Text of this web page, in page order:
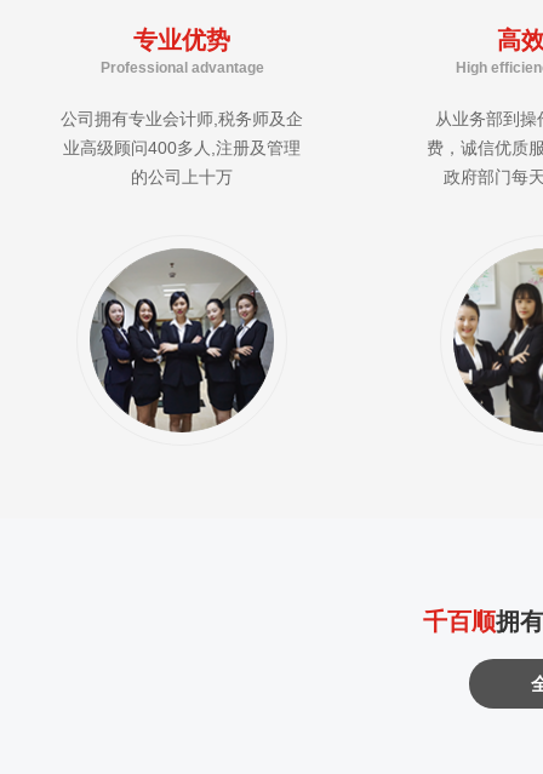
专业优势
Professional advantage
公司拥有专业会计师,税务师及企
业高级顾问400多人,注册及管理
的公司上十万
高
High
从业务部到操
费，诚信优质
政府部门每
千百顺拥有